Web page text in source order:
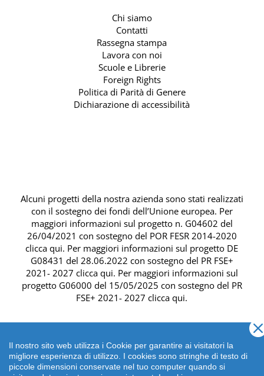
Il nostro sito web utilizza i Cookie per garantire ai visitatori la
migliore esperienza di utilizzo. I cookies sono stringhe di testo di
piccole dimensioni conservate nel tuo computer quando si
Chi siamo
Contatti
Rassegna stampa
Lavora con noi
Scuole e Librerie
Foreign Rights
Politica di Parità di Genere
Dichiarazione di accessibilità
Alcuni progetti della nostra azienda sono stati realizzati
con il sostegno dei fondi dell’Unione europea. Per
maggiori informazioni sul progetto n. G04602 del
26/04/2021 con sostegno del POR FESR 2014-2020
clicca qui. Per maggiori informazioni sul progetto DE
G08431 del 28.06.2022 con sostegno del PR FSE+
2021- 2027 clicca qui. Per maggiori informazioni sul
progetto G06000 del 15/05/2025 con sostegno del PR
FSE+ 2021- 2027 clicca qui.